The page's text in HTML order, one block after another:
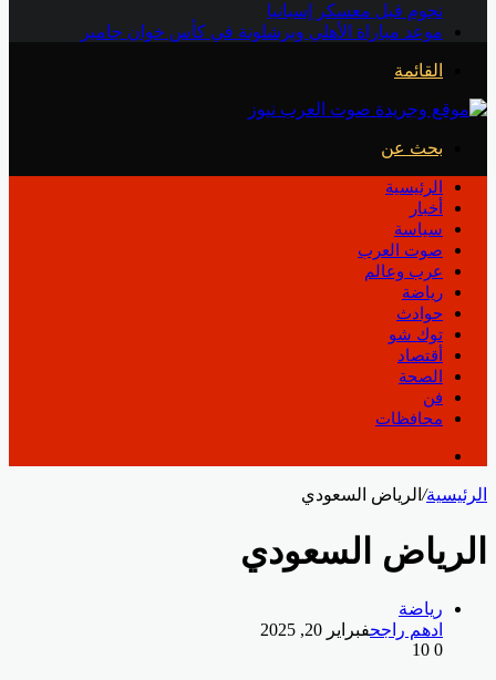
نجوم قبل معسكر إسبانيا
موعد مباراة الأهلي وبرشلونة في كأس خوان جامبر
القائمة
بحث عن
الرئيسية
أخبار
سياسة
صوت العرب
عرب وعالم
رياضة
حوادث
توك شو
أقتصاد
الصحة
فن
محافظات
الرئيسية/ الرياض السعودي
الرياض السعودي
رياضة
ادهم راجحفبراير 20, 2025
0